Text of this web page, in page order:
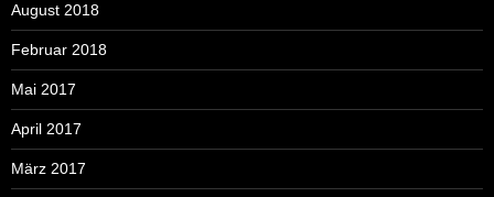
August 2018
Februar 2018
Mai 2017
April 2017
März 2017